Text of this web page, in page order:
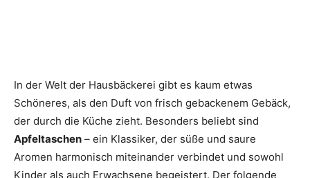
In der Welt der Hausbäckerei gibt es kaum etwas
Schöneres, als den Duft von frisch gebackenem Gebäck,
der durch die Küche zieht. Besonders beliebt sind
Apfeltaschen – ein Klassiker, der süße und saure
Aromen harmonisch miteinander verbindet und sowohl
Kinder als auch Erwachsene begeistert. Der folgende